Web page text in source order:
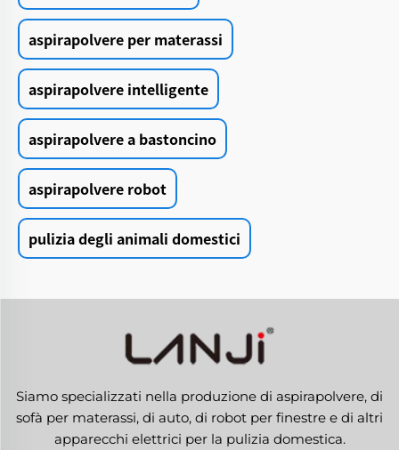
aspirapolvere per materassi
aspirapolvere intelligente
aspirapolvere a bastoncino
aspirapolvere robot
pulizia degli animali domestici
Siamo specializzati nella produzione di aspirapolvere, di
sofà per materassi, di auto, di robot per finestre e di altri
apparecchi elettrici per la pulizia domestica.